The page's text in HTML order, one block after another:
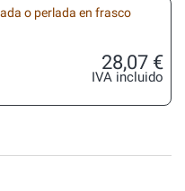
o perlada en frasco
28,07 €
IVA incluido